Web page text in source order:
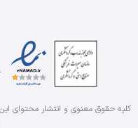
کلیه حقوق معنوی و انتشار محتوای